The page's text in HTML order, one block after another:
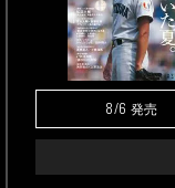
8/6 発売